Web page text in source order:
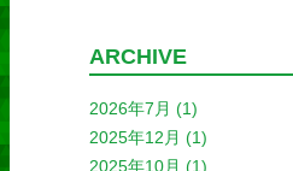
ARCHIVE
2026年7月 (1)
2025年12月 (1)
2025年10月 (1)